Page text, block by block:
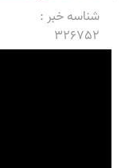
شناسه خبر :
326752